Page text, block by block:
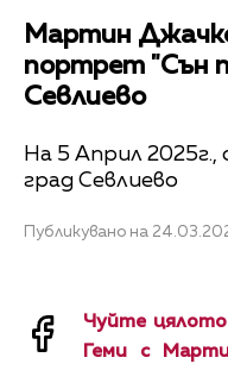
Мартин
портрет "Сън
Севлиево
На 5 Април 2025г.,
град Севлиево
Публикувано на
Чуйте
Геми с